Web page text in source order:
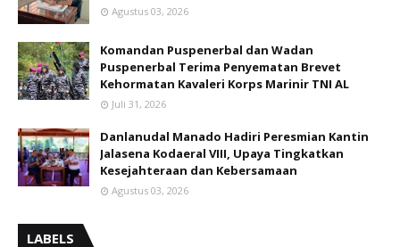
Agustus 03, 2026
Komandan Puspenerbal dan Wadan
Puspenerbal Terima Penyematan Brevet
Kehormatan Kavaleri Korps Marinir TNI AL
Juli 31, 2026
Danlanudal Manado Hadiri Peresmian Kantin
Jalasena Kodaeral VIII, Upaya Tingkatkan
Kesejahteraan dan Kebersamaan
Agustus 03, 2026
LABELS